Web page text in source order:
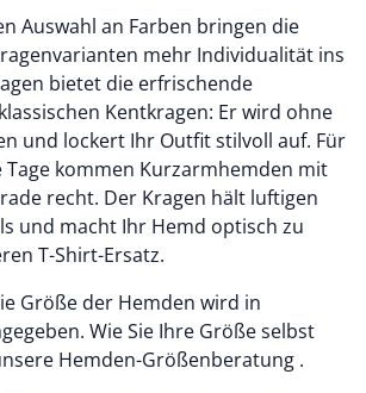
Auswahl an Farben bringen die
mehr Individualität ins
bietet die erfrischende
Kentkragen: Er wird ohne
und lockert Ihr Outfit stilvoll auf. Für
Tage kommen Kurzarmhemden mit
recht. Der Kragen hält luftigen
und macht Ihr Hemd optisch zu
T-Shirt-Ersatz.
Größe der Hemden wird in
Wie Sie Ihre Größe selbst
Hemden-Größenberatung .